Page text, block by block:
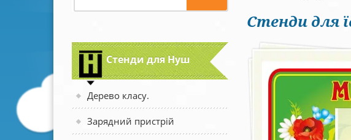
Стенди для Нуш
Дерево класу.
Зарядний пристрій
Стенди для